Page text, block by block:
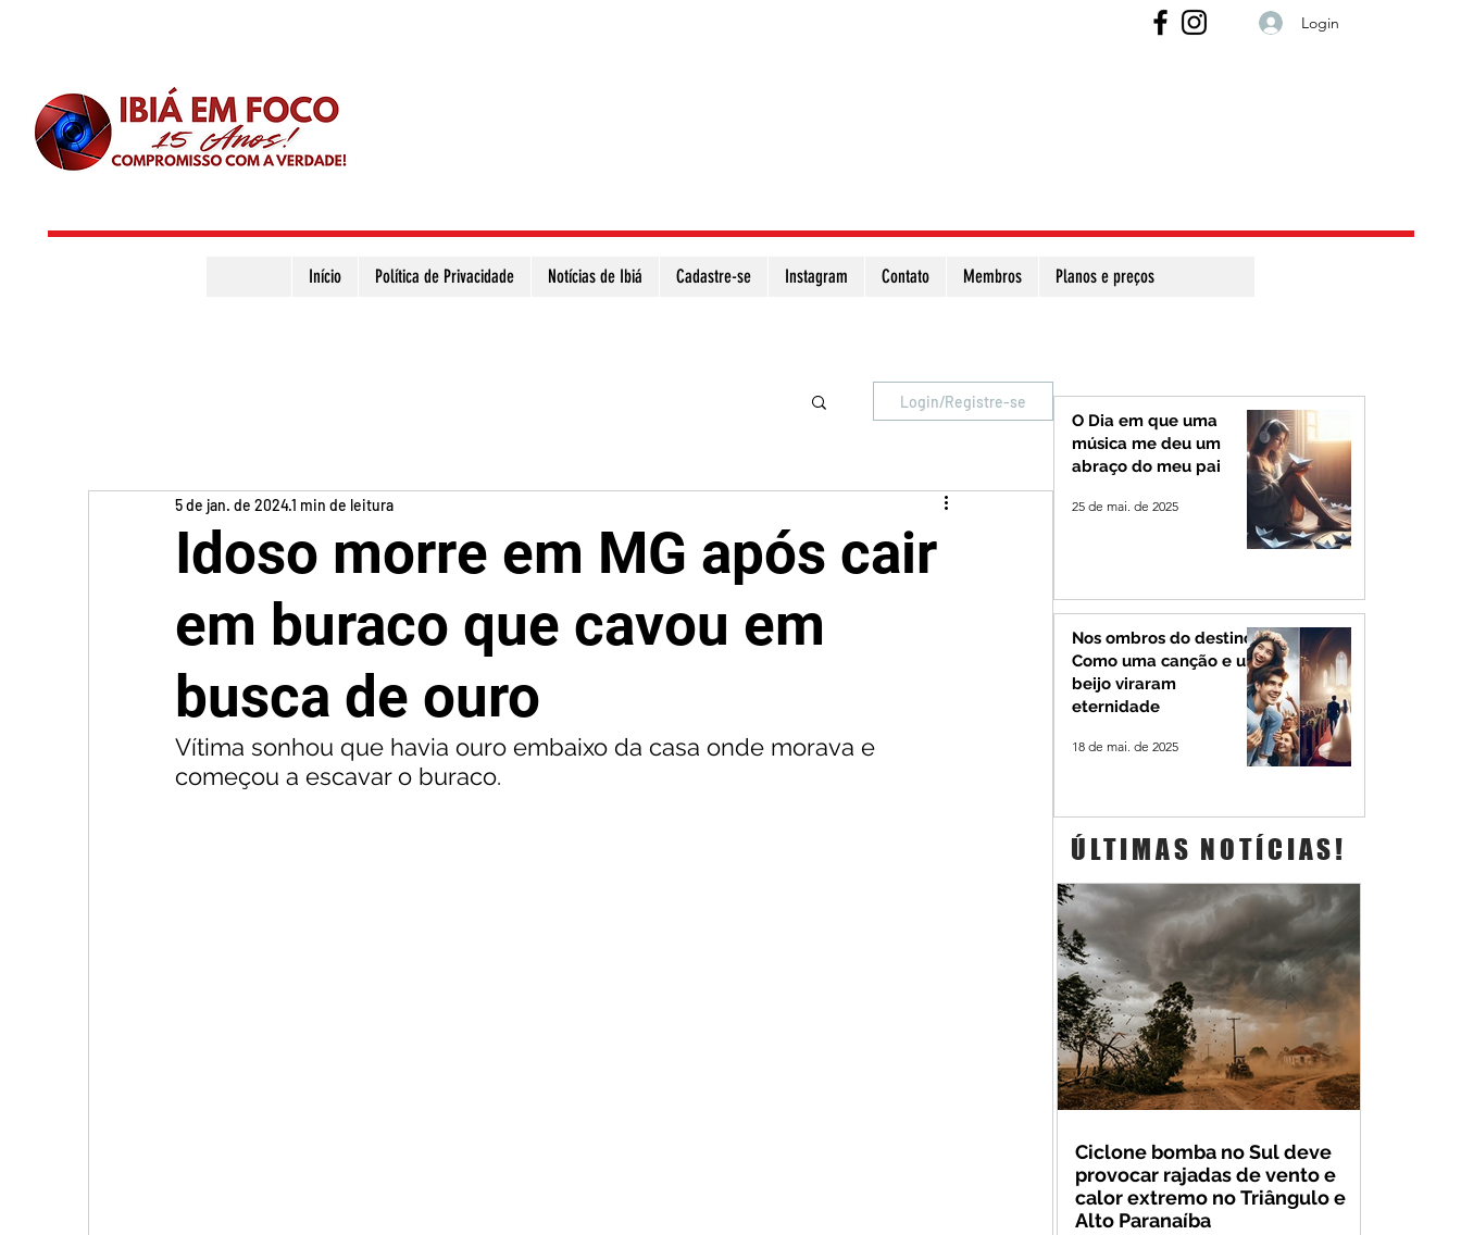
Login
Início Política de Privacidade Notícias de Ibiá Cadastre-se Instagram Contato Membros Planos e preços
Login/Registre-se
Idoso morre em MG após cair
em buraco que cavou em
busca de ouro
5 de jan. de 20241 min de leitura
Vítima sonhou que havia ouro embaixo da casa onde morava e
começou a escavar o buraco.
O Dia em que uma
música me deu um
abraço do meu pai
25 de mai. de 2025
Nos ombros do destino:
Como uma canção e um
beijo viraram
eternidade
18 de mai. de 2025
ÚLTIMAS NOTÍCIAS!
Ciclone bomba no Sul deve
provocar rajadas de vento e
calor extremo no Triângulo e
Alto Paranaíba